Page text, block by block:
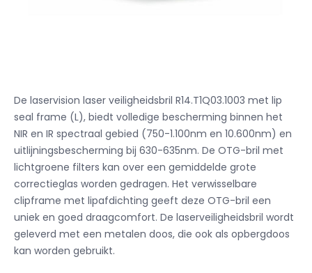
De laservision laser veiligheidsbril R14.T1Q03.1003 met lip
seal frame (L), biedt volledige bescherming binnen het
NIR en IR spectraal gebied (750-1.100nm en 10.600nm) en
uitlijningsbescherming bij 630-635nm. De OTG-bril met
lichtgroene filters kan over een gemiddelde grote
correctieglas worden gedragen. Het verwisselbare
clipframe met lipafdichting geeft deze OTG-bril een
uniek en goed draagcomfort. De laserveiligheidsbril wordt
geleverd met een metalen doos, die ook als opbergdoos
kan worden gebruikt.